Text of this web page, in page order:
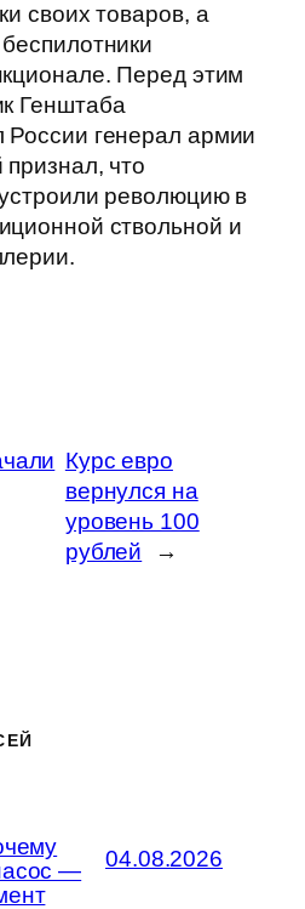
своих товаров, а
Перед этим
Генштаба
генерал армии
что
революцию в
ствольной и
Курс евро
вернулся на
уровень 100
рублей
→
—
04.08.2026